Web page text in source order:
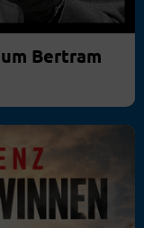
Bertram